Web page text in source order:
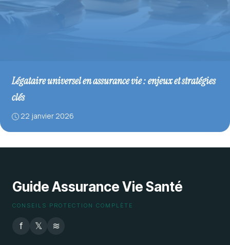
Légataire universel en assurance vie : enjeux et stratégies
clés
22 janvier 2026
Guide Assurance Vie Santé
CONSEILS PROTECTION COMPLÈTE
f 𝕏 ≋